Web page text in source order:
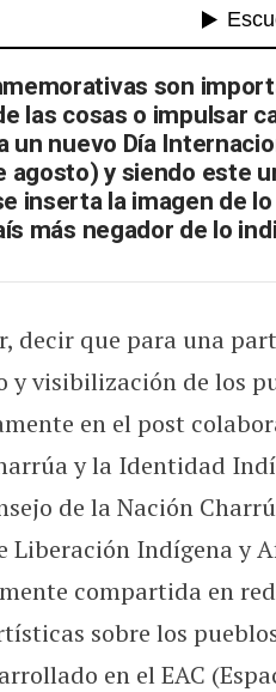
Elecciones y
son
las cosas o impulsar
un nuevo Día
agosto) y siendo este
inserta la imagen de
más negador de lo
decir que para una
y visibilización de los
en el post
y la Identidad
de la Nación
Liberación Indígena y
compartida en
sobre los
en el EAC